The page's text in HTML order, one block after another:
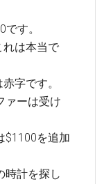
す。
れは本当で
字です。
ァーは受け
$1100を追加
時計を探し